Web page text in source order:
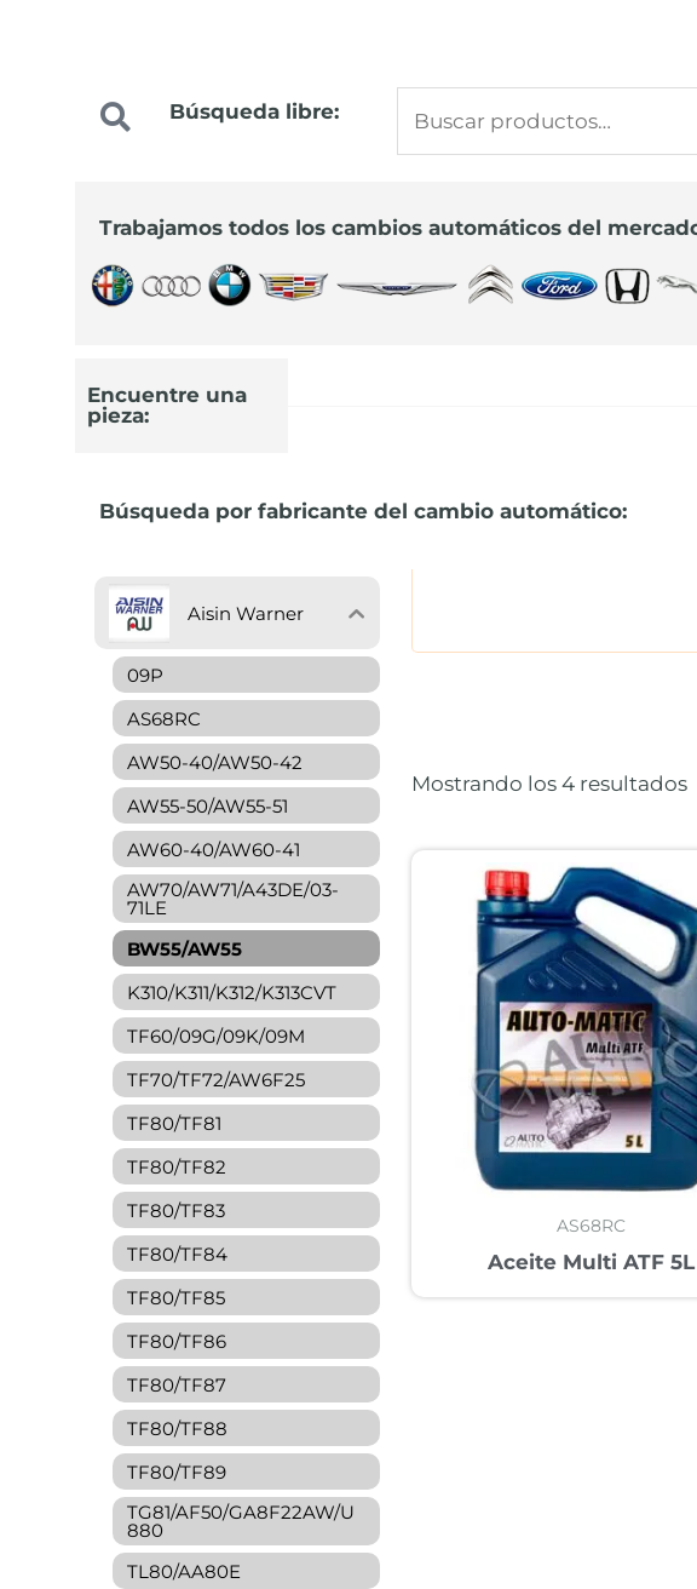
Precios especiales
91 644 44 22
Búsqueda libre:
Trabajamos todos los cambios automáticos del
Encuentre una
pieza:
Búsqueda por fabricante del cambio automático:
Aisin Warner
09P
AS68RC
AW50-40/AW50-42
AW55-50/AW55-51
AW60-40/AW60-41
AW70/AW71/A43DE/03-
71LE
BW55/AW55
K310/K311/K312/K313CVT
TF60/09G/09K/09M
TF70/TF72/AW6F25
TF80/TF81
TF80/TF82
TF80/TF83
TF80/TF84
TF80/TF85
TF80/TF86
TF80/TF87
TF80/TF88
TF80/TF89
TG81/AF50/GA8F22AW/U
880
TL80/AA80E
Mostrando los 4 resultados
AS68RC
Aceite Multi ATF 5L